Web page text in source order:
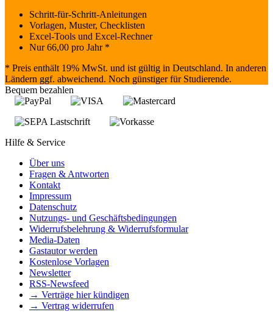
Schritt-für-Schritt-Anleitungen
Vorlagen, Muster, Checklisten
Excel-Tools und Excel-Rechner
Nur66,00 pro Jahr *
* Preis enthält 19% MwSt. und ist gültig in Deutschland. In anderen
Ländern ggf. abweichend. Noch günstiger für Studierende.
Bequem bezahlen
Hilfe & Service
Über uns
Fragen & Antworten
Kontakt
Impressum
Datenschutz
Nutzungs- und Geschäftsbedingungen
Widerrufsbelehrung & Widerrufsformular
Media-Daten
Gastautor werden
Kostenlose Vorlagen
Newsletter
RSS-Newsfeed
→ Verträge hier kündigen
→ Vertrag widerrufen